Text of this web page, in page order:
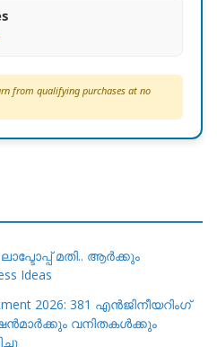
from qualifying purchases at no
ലാപ്ടോപ്പ് മതി.. ആർക്കും
Ideas
2026: 381 എൻജിനീയറിംഗ്
വനിതകൾക്കും